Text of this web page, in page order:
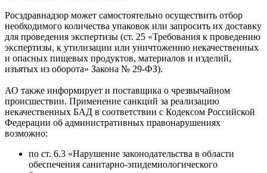
Росздравнадзор может самостоятельно осуществить отбор
необходимого количества упаковок или запросить их доставку
для проведения экспертизы (ст. 25 «Требования к проведению
экспертизы, к утилизации или уничтожению некачественных
и опасных пищевых продуктов, материалов и изделий,
изъятых из оборота» Закона № 29-ФЗ).
АО также информирует и поставщика о чрезвычайном
происшествии. Применение санкций за реализацию
некачественных БАД в соответствии с Кодексом Российской
Федерации об административных правонарушениях
возможно:
по ст. 6.3 «Нарушение законодательства в области
обеспечения санитарно-эпидемиологического